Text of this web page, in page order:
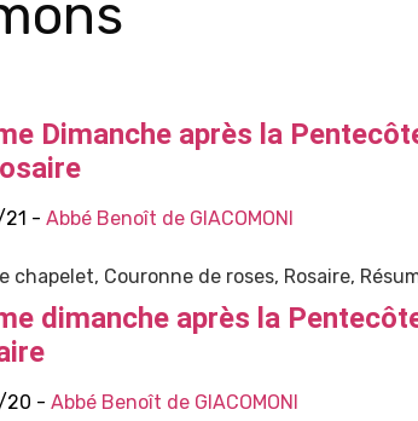
Dimanche après la
- Abbé Benoît de GIACOMONI
chapelet, Couronne de roses, Rosaire,
dimanche après la
20 - Abbé Benoît de GIACOMONI